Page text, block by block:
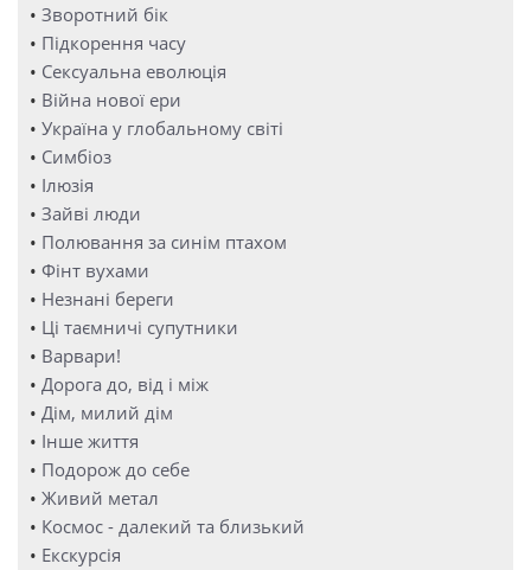
• Зворотний бік
• Підкорення часу
• Сексуальна еволюція
• Війна нової ери
• Україна у глобальному світі
• Симбіоз
• Ілюзія
• Зайві люди
• Полювання за синім птахом
• Фінт вухами
• Незнані береги
• Ці таємничі супутники
• Варвари!
• Дорога до, від і між
• Дім, милий дім
• Інше життя
• Подорож до себе
• Живий метал
• Космос - далекий та близький
• Екскурсія